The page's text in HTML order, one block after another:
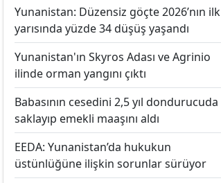
Yunanistan: Düzensiz göçte 2026’nın ilk
yarısında yüzde 34 düşüş yaşandı
Yunanistan'ın Skyros Adası ve Agrinio
ilinde orman yangını çıktı
Babasının cesedini 2,5 yıl dondurucuda
saklayıp emekli maaşını aldı
EEDA: Yunanistan’da hukukun
üstünlüğüne ilişkin sorunlar sürüyor